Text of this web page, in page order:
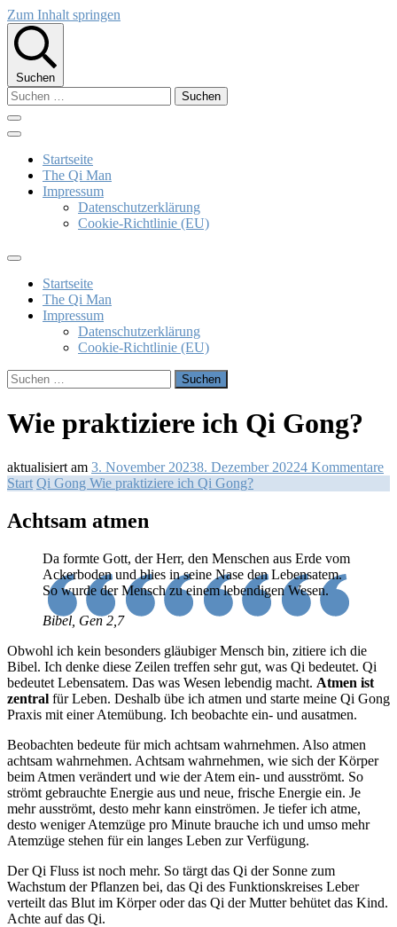
Zum Inhalt springen
Suchen
Suchen
nach:
Klaus Bieber
Startseite
The Qi Man
Impressum
Datenschutzerklärung
Cookie-Richtlinie (EU)
Startseite
The Qi Man
Impressum
Datenschutzerklärung
Cookie-Richtlinie (EU)
Suchen
nach:
Wie praktiziere ich Qi Gong?
aktualisiert am 3. November 20238. Dezember 20224 Kommentarezu
Start Qi Gong Wie praktiziere ich Qi Gong?
Achtsam atmen
Da formte Gott, der Herr, den Menschen aus Erde vom
Ackerboden und blies in seine Nase den Lebensatem.
So wurde der Mensch zu einem lebendigen Wesen.
Bibel, Gen 2,7
Obwohl ich kein besonders gläubiger Mensch bin, zitiere ich die
Bibel. Ich denke diese Zeilen treffen sehr gut, was Qi bedeutet. Qi
bedeutet Lebensatem. Das was Wesen lebendig macht. Atmen ist
zentral für Leben. Deshalb übe ich atmen und starte meine Qi Gong
Praxis mit einer Atemübung. Ich beobachte ein- und ausatmen.
Beobachten bedeute für mich achtsam wahrnehmen. Also atmen
achtsam wahrnehmen. Achtsam wahrnehmen, wie sich der Körper
beim Atmen verändert und wie der Atem ein- und ausströmt. So
strömt gebrauchte Energie aus und neue, frische Energie ein. Je
mehr ausströmt, desto mehr kann einströmen. Je tiefer ich atme,
desto weniger Atemzüge pro Minute brauche ich und umso mehr
Atemzüge stehen für ein langes Leben zur Verfügung.
Der Qi Fluss ist noch mehr. So tärgt das Qi der Sonne zum
Wachstum der Pflanzen bei, das Qi des Funktionskreises Leber
verteilt das Blut im Körper oder das Qi der Mutter behütet das Kind.
Achte auf das Qi.